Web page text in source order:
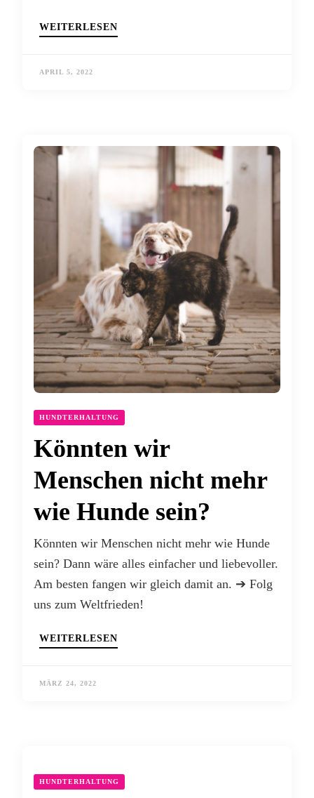
WEITERLESEN
APRIL 5, 2022
HUNDTERHALTUNG
Könnten wir
Menschen nicht mehr
wie Hunde sein?
Könnten wir Menschen nicht mehr wie Hunde
sein? Dann wäre alles einfacher und liebevoller.
Am besten fangen wir gleich damit an. ➔ Folg
uns zum Weltfrieden!
WEITERLESEN
MÄRZ 24, 2022
HUNDTERHALTUNG